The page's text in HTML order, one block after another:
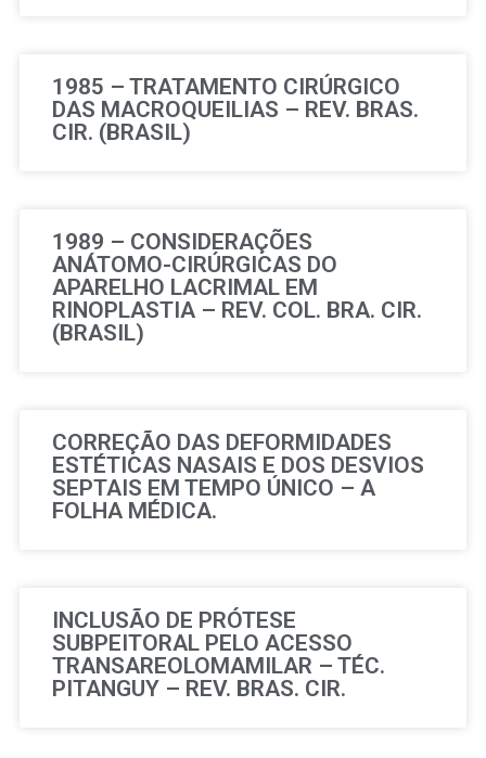
1985 – TRATAMENTO CIRÚRGICO
DAS MACROQUEILIAS – REV. BRAS.
CIR. (BRASIL)
1989 – CONSIDERAÇÕES
ANÁTOMO-CIRÚRGICAS DO
APARELHO LACRIMAL EM
RINOPLASTIA – REV. COL. BRA. CIR.
(BRASIL)
CORREÇÃO DAS DEFORMIDADES
ESTÉTICAS NASAIS E DOS DESVIOS
SEPTAIS EM TEMPO ÚNICO – A
FOLHA MÉDICA.
INCLUSÃO DE PRÓTESE
SUBPEITORAL PELO ACESSO
TRANSAREOLOMAMILAR – TÉC.
PITANGUY – REV. BRAS. CIR.